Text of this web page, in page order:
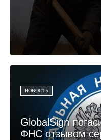
НОВОСТЬ
GlobalSign
ФНС отзывом